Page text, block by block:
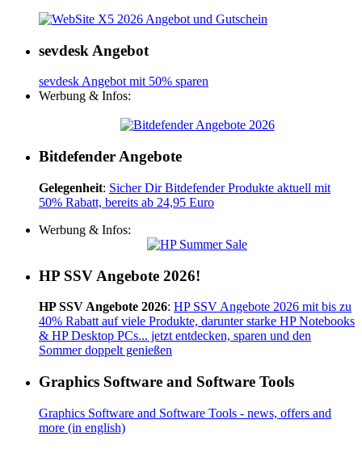
sevdesk Angebot
sevdesk Angebot mit 50% sparen
Werbung & Infos:
Bitdefender Angebote
Gelegenheit: Sicher Dir Bitdefender Produkte aktuell mit
50% Rabatt, bereits ab 24,95 Euro
Werbung & Infos:
HP SSV Angebote 2026!
HP SSV Angebote 2026: HP SSV Angebote 2026 mit bis zu
40% Rabatt auf viele Produkte, darunter starke HP Notebooks
& HP Desktop PCs... jetzt entdecken, sparen und den
Sommer doppelt genießen
Graphics Software and Software Tools
Graphics Software and Software Tools - news, offers and
more (in english)